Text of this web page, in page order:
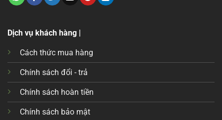
Dịch vụ khách hàng |
Cách thức mua hàng
Chính sách đổi - trả
Chính sách hoàn tiền
Chính sách bảo mật